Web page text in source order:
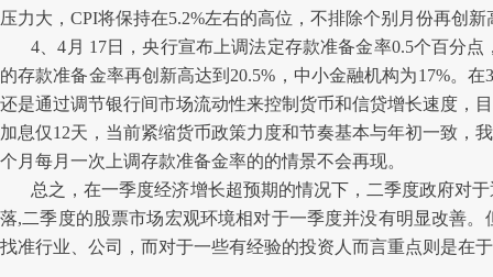
压力大，CPI将保持在5.2%左右的高位，不排除个别月份再创
4 、4月 17日，央行宣布上调法定存款准备金率0.5个百分
的存款准备金率再创新高达到20.5%，中小金融机构为17%。
还是通过调节银行间市场流动性来控制货币和信贷增长速度，
加息仅12天，当前紧缩货币政策力度和节奏基本与年初一致，
个月每月一次上调存款准备金率的的情景不会再现。
总之，在一季度经济增长超预期的情况下，二季度政府对
落,二季度的股票市场宏观环境相对于一季度并没有明显改善
找准行业、公司，而对于一些有经验的投资人而言重点则是在